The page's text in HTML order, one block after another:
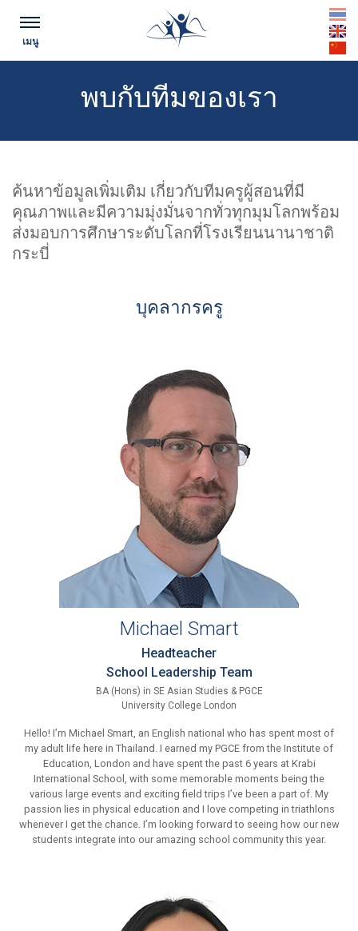
เมนู
th
en
cn
พบกับทีมของเรา
ค้นหาข้อมูลเพิ่มเติม เกี่ยวกับทีมครูผู้สอนที่มี
คุณภาพและมีความมุ่งมั่นจากทั่วทุกมุมโลกพร้อม
ส่งมอบการศึกษาระดับโลกที่โรงเรียนนานาชาติ
กระบี่
บุคลากรครู
Michael Smart
Headteacher
School Leadership Team
BA (Hons) in SE Asian Studies & PGCE
University College London
Hello! I’m Michael Smart, an English national who has spent most of
my adult life here in Thailand. I earned my PGCE from the Institute of
Education, London and have spent the past 6 years at Krabi
International School, with some memorable moments being the
various large events and exciting field trips I’ve been a part of. My
passion lies in physical education and I love competing in triathlons
whenever I get the chance. I’m looking forward to seeing how our new
students integrate into our amazing school community this year.